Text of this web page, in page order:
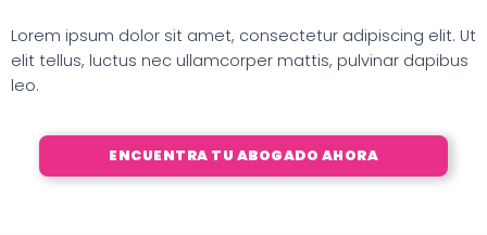
Lorem ipsum dolor sit amet, consectetur adipiscing elit. Ut
elit tellus, luctus nec ullamcorper mattis, pulvinar dapibus
leo.
ENCUENTRA TU ABOGADO AHORA